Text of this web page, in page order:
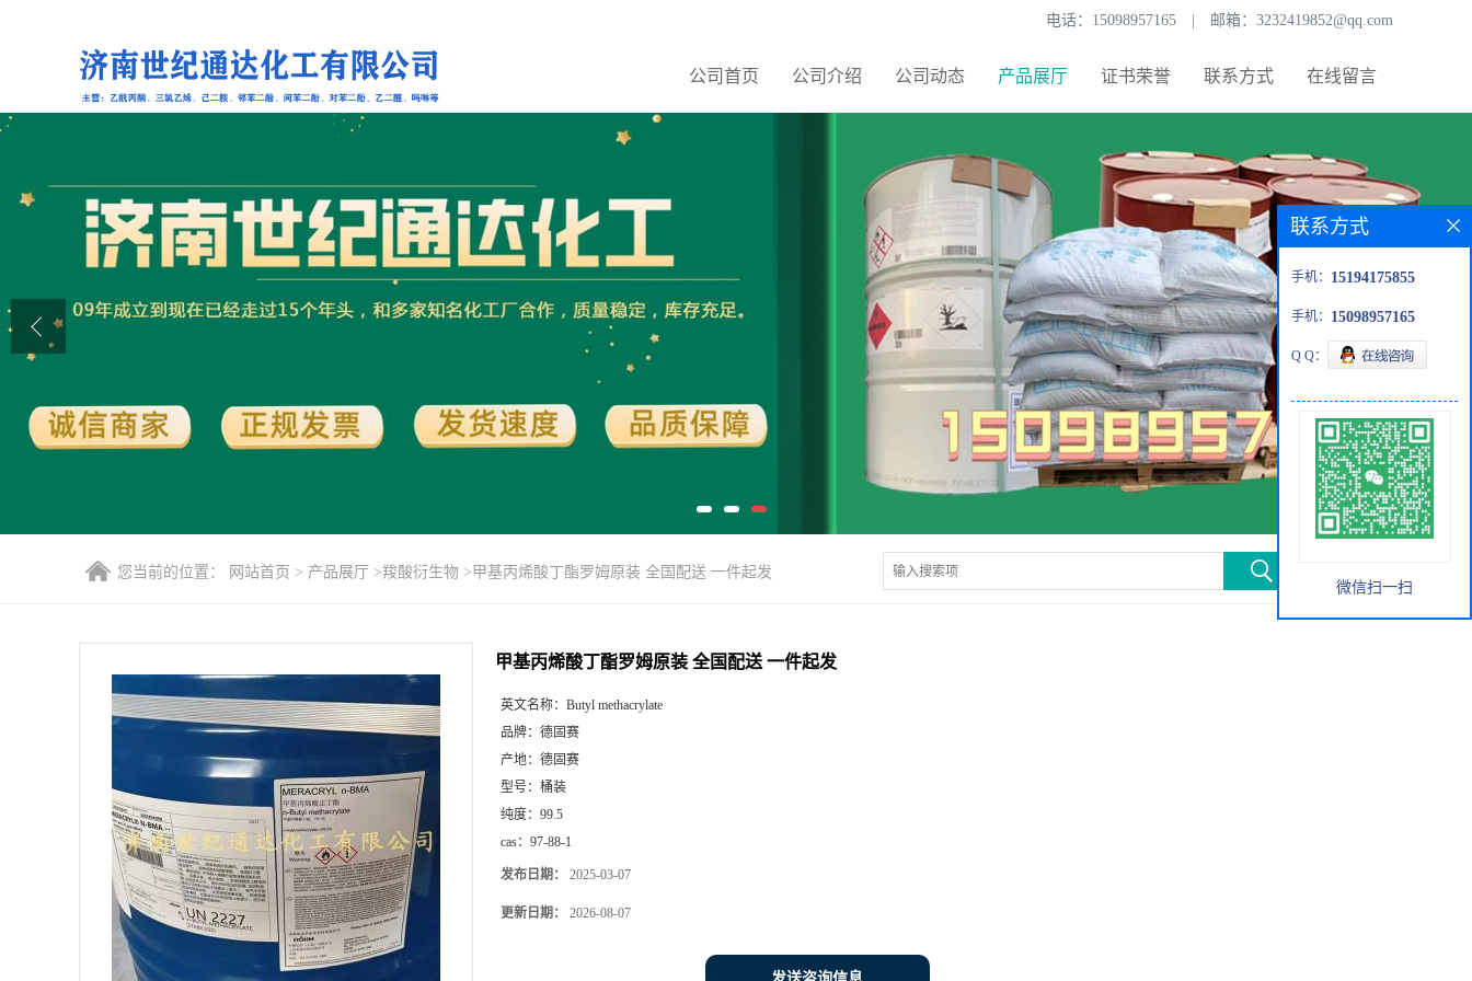
电话： 15098957165 邮箱： 3232419852@qq.com
公司首页 公司介绍 公司动态 产品展厅 证书荣誉 联系方式 在线留言
公司首页
产品展厅
联系方式
您当前的位置： 网站首页 > 产品展厅 >羧酸衍生物 >甲基丙烯酸丁酯罗姆原装 全国配送 一件起发
甲基丙烯酸丁酯罗姆原装 全国配送 一件起发
英文名称： Butyl methacrylate
品牌： 德固赛
产地： 德固赛
型号： 桶装
纯度： 99.5
cas： 97-88-1
发布日期： 2025-03-07
更新日期： 2026-08-07
联系方式
手机： 15194175855
手机： 15098957165
Q Q：
微信扫一扫